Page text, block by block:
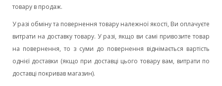
товару в продаж.
У разі обміну та повернення товару належної якості, Ви оплачуєте
витрати на доставку товару. У разі, якщо ви самі привозите товар
на повернення, то з суми до повернення віднімається вартість
однієї доставки (якщо при доставці цього товару вам, витрати по
доставці покривав магазин).